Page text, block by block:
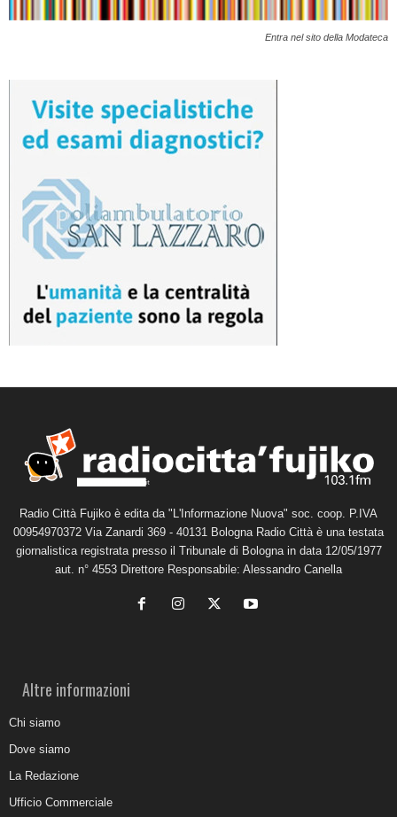
Entra nel sito della Modateca
Radio Città Fujiko è edita da "L'Informazione Nuova" soc. coop. P.IVA
00954970372 Via Zanardi 369 - 40131 Bologna Radio Città è una testata
giornalistica registrata presso il Tribunale di Bologna in data 12/05/1977
aut. n° 4553 Direttore Responsabile: Alessandro Canella
Altre informazioni
Chi siamo
Dove siamo
La Redazione
Ufficio Commerciale